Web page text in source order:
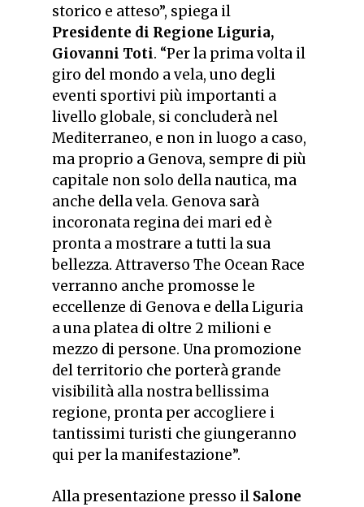
storico e atteso”, spiega il
Presidente di Regione Liguria,
Giovanni Toti. “Per la prima volta il
giro del mondo a vela, uno degli
eventi sportivi più importanti a
livello globale, si concluderà nel
Mediterraneo, e non in luogo a caso,
ma proprio a Genova, sempre di più
capitale non solo della nautica, ma
anche della vela. Genova sarà
incoronata regina dei mari ed è
pronta a mostrare a tutti la sua
bellezza. Attraverso The Ocean Race
verranno anche promosse le
eccellenze di Genova e della Liguria
a una platea di oltre 2 milioni e
mezzo di persone. Una promozione
del territorio che porterà grande
visibilità alla nostra bellissima
regione, pronta per accogliere i
tantissimi turisti che giungeranno
qui per la manifestazione”.
Alla presentazione presso il Salone